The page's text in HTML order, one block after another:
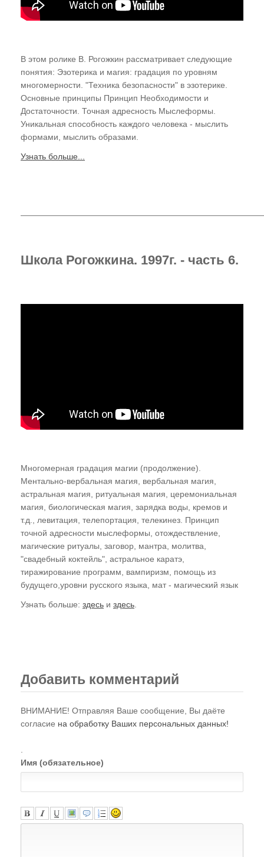
В этом ролике В. Рогожкин рассматривает следующие
понятия: Эзотерика и магия: градация по уровням
многомерности. "Техника безопасности" в эзотерике.
Основные принципы Принцип Необходимости и
Достаточности. Точная адресность Мыслеформы.
Уникальная способность каждого человека - мыслить
формами, мыслить образами.
Узнать больше...
Школа Рогожкина. 1997г. - часть 6.
Многомерная градация магии (продолжение).
Ментально-вербальная магия, вербальная магия,
астральная магия, ритуальная магия, церемониальная
магия, биологическая магия, зарядка воды, кремов и
т.д., левитация, телепортация, телекинез. Принцип
точной адресности мыслеформы, отождествление,
магические ритуалы, заговор, мантра, молитва,
"свадебный коктейль", астральное каратэ,
тиражирование программ, вампиризм, помощь из
будущего,уровни русского языка, мат - магический язык
Узнать больше: здесь и здесь
Добавить комментарий
ВНИМАНИЕ! Отправляя Ваше сообщение, Вы даёте
согласие на обработку Ваших персональных данных!
Имя (обязательное)